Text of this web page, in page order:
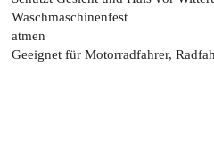
Waschmaschinenfest
atmen
Geeignet für Motorradfahrer,